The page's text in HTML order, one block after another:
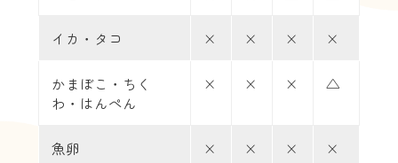
イカ・タコ × × × ×
かまぼこ・ちく
わ・はんぺん
× × × △
魚卵 × × × ×